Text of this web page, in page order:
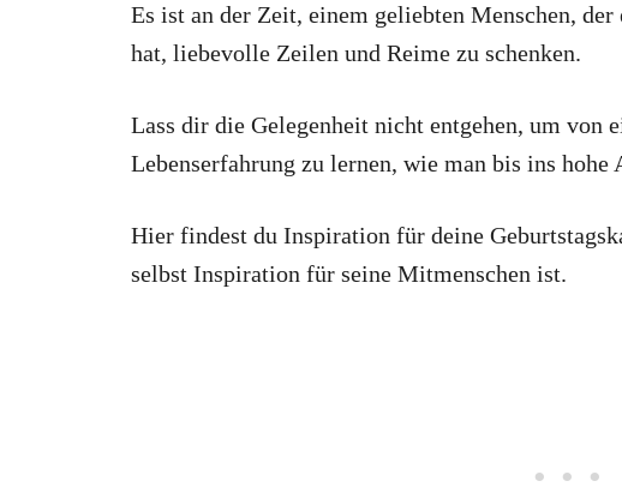
Es ist an der Zeit, einem geliebten Menschen,
hat, liebevolle Zeilen und Reime zu schenken.
Lass dir die Gelegenheit nicht entgehen, um von
Lebenserfahrung zu lernen, wie man bis ins hohe
Hier findest du Inspiration für deine
selbst Inspiration für seine Mitmenschen ist.